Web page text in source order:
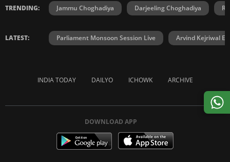
TRENDING: Jammu Choghadiya Darjeeling Choghadiya
LATEST: Parliament Monsoon Session Live Arvind Kejriwal
INDIA TODAY DAILYO ICHOWK ARCHIVE
DOWNLOAD APP